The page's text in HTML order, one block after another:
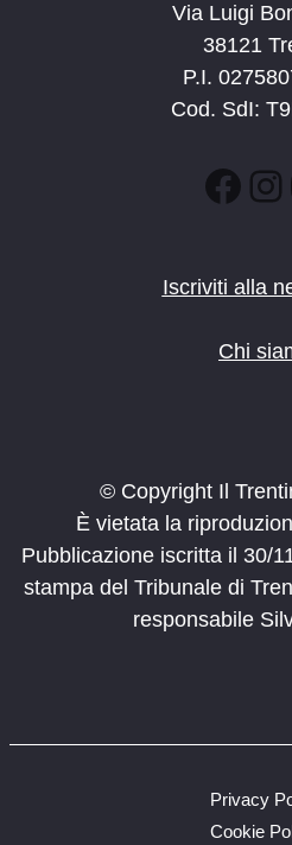
Via Luigi
38121
P.I.
Cod. SdI:
Iscriviti alla
Chi
© Copyright Il
È vietata la
Pubblicazione iscritta il 30/
stampa del Tribunale di
responsabile
Privacy
Cookie